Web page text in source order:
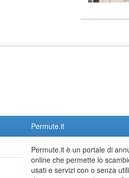
Permute.it
Permute.it è un portale di
online che permette lo
usati e servizi con o senza